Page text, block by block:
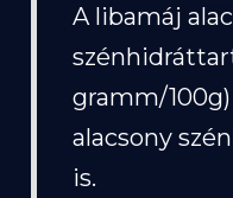
A libamáj
gramm/
alacsony
is.